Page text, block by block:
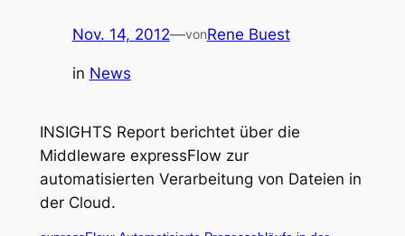
Nov. 14, 2012—vonRene Buest
in News
INSIGHTS Report berichtet über die
Middleware expressFlow zur
automatisierten Verarbeitung von Dateien in
der Cloud.